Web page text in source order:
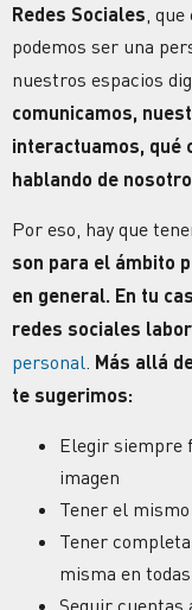
Redes Sociales ,
podemos ser una
nuestros espacios
comunicamos,
interactuamos, qué
hablando de
Por eso, hay que
son para el ámbito
en general. En tu
redes sociales
personal. Más allá
te sugerimos:
Elegir siempre
imagen
Tener el
Tener
misma en
Seguir cuentas